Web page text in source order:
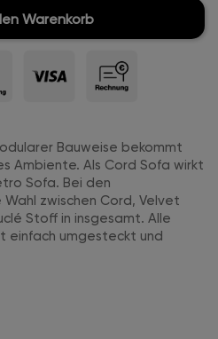
Warenkorb
Bauweise bekommt
Ambiente. Als Cord Sofa wirkt
Sofa. Bei den
zwischen Cord, Velvet
Stoff in insgesamt. Alle
einfach umgesteckt und